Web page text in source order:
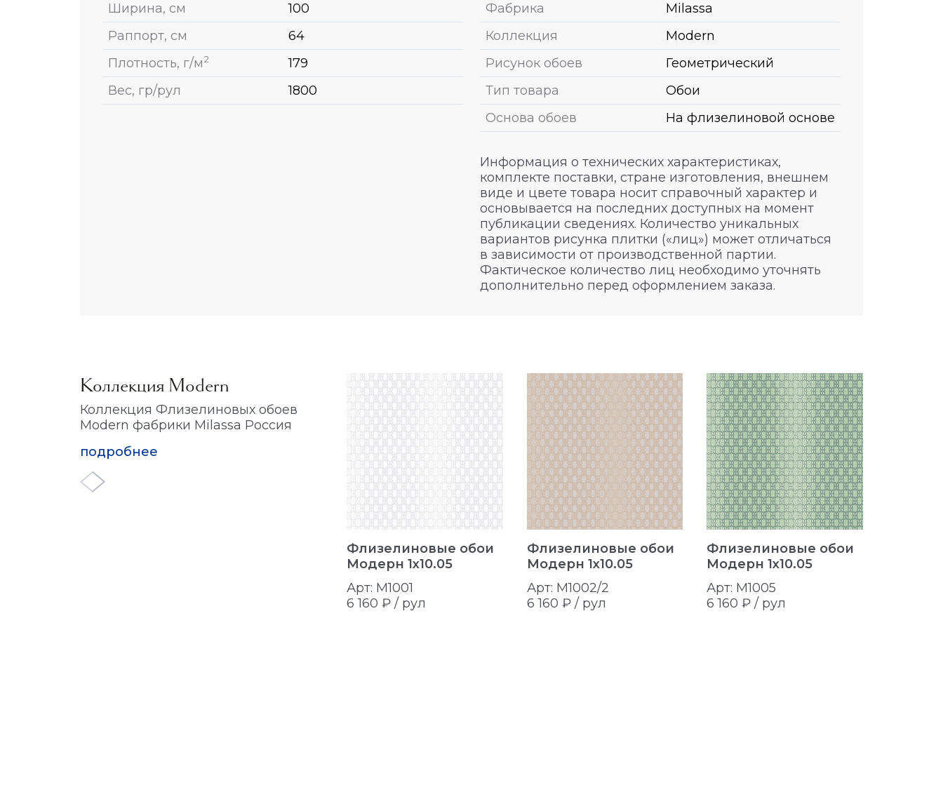
Ширина, см
100
Раппорт, см
64
Плотность, г/м2
179
Вес, гр/рул
1800
Фабрика
Milassa
Коллекция
Modern
Рисунок обоев
Геометрический
Тип товара
Обои
Основа обоев
На флизелиновой основе
Информация о технических характеристиках,
комплекте поставки, стране изготовления, внешнем
виде и цвете товара носит справочный характер и
основывается на последних доступных на момент
публикации сведениях. Количество уникальных
вариантов рисунка плитки («лиц») может отличаться
в зависимости от производственной партии.
Фактическое количество лиц необходимо уточнять
дополнительно перед оформлением заказа.
Коллекция Modern
Коллекция Флизелиновых обоев
Modern фабрики Milassa Россия
подробнее
Флизелиновые обои
Модерн 1x10.05
Арт: M1001
6 160 ₽ / рул
Флизелиновые обои
Модерн 1x10.05
Арт: M1002/2
6 160 ₽ / рул
Флизелиновые обои
Модерн 1x10.05
Арт: M1005
6 160 ₽ / рул